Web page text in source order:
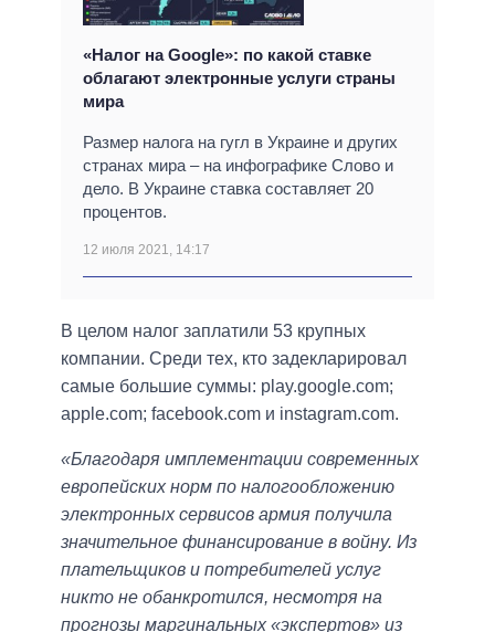
«Налог на Google»: по какой ставке
облагают электронные услуги страны
мира
Размер налога на гугл в Украине и других
странах мира – на инфографике Слово и
дело. В Украине ставка составляет 20
процентов.
12 июля 2021, 14:17
В целом налог заплатили 53 крупных
компании. Среди тех, кто задекларировал
самые большие суммы: play.google.com;
apple.com; facebook.com и instagram.com.
«Благодаря имплементации современных
европейских норм по налогообложению
электронных сервисов армия получила
значительное финансирование в войну. Из
плательщиков и потребителей услуг
никто не обанкротился, несмотря на
прогнозы маргинальных «экспертов» из